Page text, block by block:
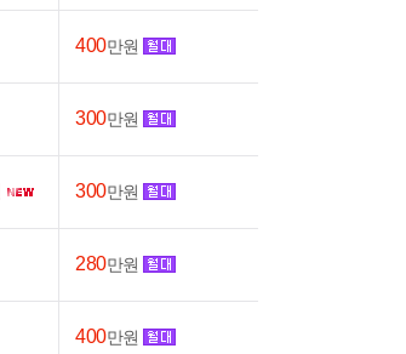
400만원
300만원
300만원
280만원
400만원